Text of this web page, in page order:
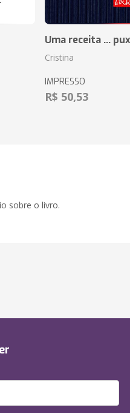
Uma receita ...
Cristina
IMPRESSO
R$ 50,53
sobre o livro.